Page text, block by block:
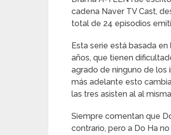
cadena Naver TV Cast,
total de 24 episodios
Esta serie está basada
años, que tienen
agrado de ninguno de los
más adelante esto
las tres asisten al al
Siempre comentan que
contrario, pero a Do Ha